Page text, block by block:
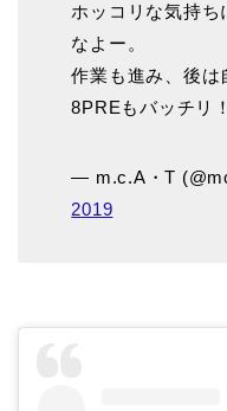
ホッコリな気持ち
なよー。
作業も進み、後は
8PREもバッチリ
— m.c.A・T
2019